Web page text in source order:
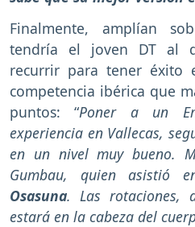
Finalmente, amplían
tendría el joven DT al
recurrir para tener
competencia ibérica que
puntos: “Poner a un
experiencia en Vallecas,
en un nivel muy bueno.
Gumbau, quien asistió
Osasuna. Las rotaciones,
estará en la cabeza del